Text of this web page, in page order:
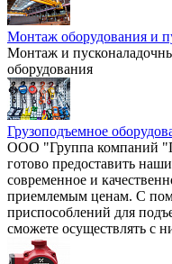
Монтаж оборудования и
Монтаж и
оборудования
Грузоподъемное
ООО "Группа компаний
готово предоставить
современное и
приемлемым ценам. С
приспособлений для
сможете осуществлять с